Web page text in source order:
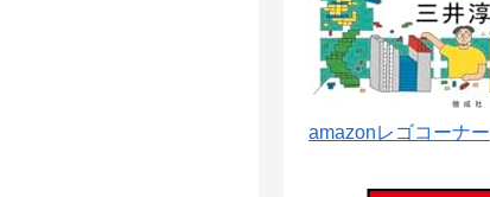
amazonレゴコーナー